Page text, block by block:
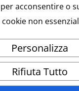
digitale a
per acconsentire o
non
Personalizza
Rifiuta Tutto